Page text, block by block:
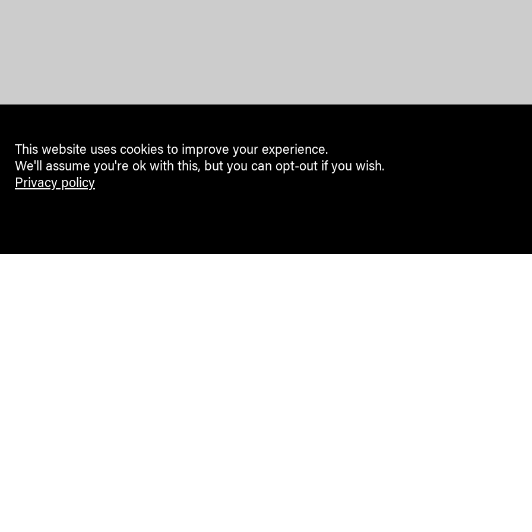
This website uses cookies to improve your experience.
We'll assume you're ok with this, but you can opt-out if you wish.
Privacy policy